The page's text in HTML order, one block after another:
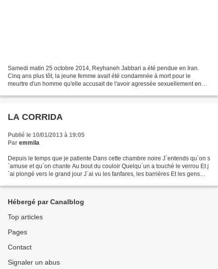
Samedi matin 25 octobre 2014, Reyhaneh Jabbari a été pendue en Iran.
Cinq ans plus tôt, la jeune femme avait été condamnée à mort pour le
meurtre d'un homme qu'elle accusait de l'avoir agressée sexuellement en
LA CORRIDA
Publié le 10/01/2013 à 19:05
Par emmila
Depuis le temps que je patiente Dans cette chambre noire J´entends qu´on s
´amuse et qu´on chante Au bout du couloir Quelqu´un a touché le verrou Et j
´ai plongé vers le grand jour J´ai vu les fanfares, les barrières Et les gens
Hébergé par Canalblog
Top articles
Pages
Contact
Signaler un abus